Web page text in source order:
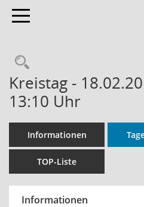
Toggle navigation
Rechercheauswahl
Kreistag -
13:10 Uhr
Informationen
TOP-Liste
Informationen